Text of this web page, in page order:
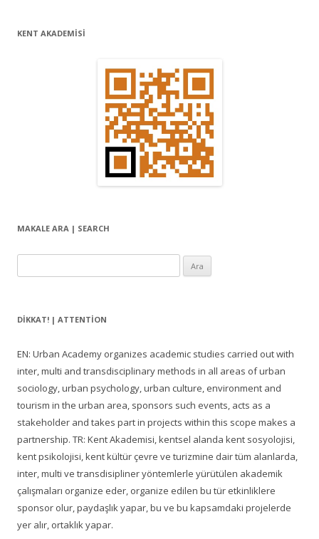
KENT AKADEMİSİ
MAKALE ARA | SEARCH
DIKKAT! | ATTENTION
EN: Urban Academy organizes academic studies carried out with
inter, multi and transdisciplinary methods in all areas of urban
sociology, urban psychology, urban culture, environment and
tourism in the urban area, sponsors such events, acts as a
stakeholder and takes part in projects within this scope makes a
partnership. TR: Kent Akademisi, kentsel alanda kent sosyolojisi,
kent psikolojisi, kent kültür çevre ve turizmine dair tüm alanlarda,
inter, multi ve transdisipliner yöntemlerle yürütülen akademik
çalışmaları organize eder, organize edilen bu tür etkinliklere
sponsor olur, paydaşlık yapar, bu ve bu kapsamdaki projelerde
yer alır, ortaklık yapar.